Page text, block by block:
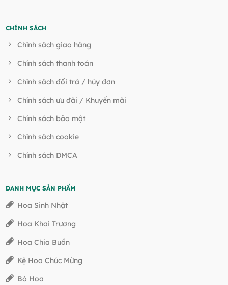
CHÍNH SÁCH
Chính sách giao hàng
Chính sách thanh toán
Chính sách đổi trả / hủy đơn
Chính sách ưu đãi / Khuyến mãi
Chính sách bảo mật
Chính sách cookie
Chính sách DMCA
DANH MỤC SẢN PHẨM
Hoa Sinh Nhật
Hoa Khai Trương
Hoa Chia Buồn
Kệ Hoa Chúc Mừng
Bó Hoa